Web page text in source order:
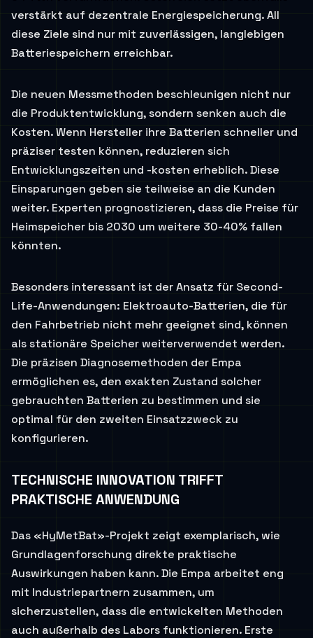
verstärkt auf dezentrale Energiespeicherung. All
diese Ziele sind nur mit zuverlässigen, langlebigen
Batteriespeichern erreichbar.
Die neuen Messmethoden beschleunigen nicht nur
die Produktentwicklung, sondern senken auch die
Kosten. Wenn Hersteller ihre Batterien schneller und
präziser testen können, reduzieren sich
Entwicklungszeiten und -kosten erheblich. Diese
Einsparungen geben sie teilweise an die Kunden
weiter. Experten prognostizieren, dass die Preise für
Heimspeicher bis 2030 um weitere 30-40% fallen
könnten.
Besonders interessant ist der Ansatz für Second-
Life-Anwendungen: Elektroauto-Batterien, die für
den Fahrbetrieb nicht mehr geeignet sind, können
als stationäre Speicher weiterverwendet werden.
Die präzisen Diagnosemethoden der Empa
ermöglichen es, den exakten Zustand solcher
gebrauchten Batterien zu bestimmen und sie
optimal für den zweiten Einsatzzweck zu
konfigurieren.
TECHNISCHE INNOVATION TRIFFT
PRAKTISCHE ANWENDUNG
Das «HyMetBat»-Projekt zeigt exemplarisch, wie
Grundlagenforschung direkte praktische
Auswirkungen haben kann. Die Empa arbeitet eng
mit Industriepartnern zusammen, um
sicherzustellen, dass die entwickelten Methoden
auch außerhalb des Labors funktionieren. Erste